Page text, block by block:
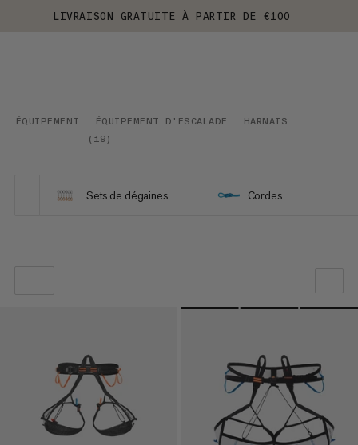
LIVRAISON GRATUITE À PARTIR DE €100
ÉQUIPEMENT ÉQUIPEMENT D'ESCALADE
HARNAIS
( 19)
Sets de dégaines Cordes
NOTRE SELECTION
PRIX DÉCROISSANT
NOUVEAUTÉS